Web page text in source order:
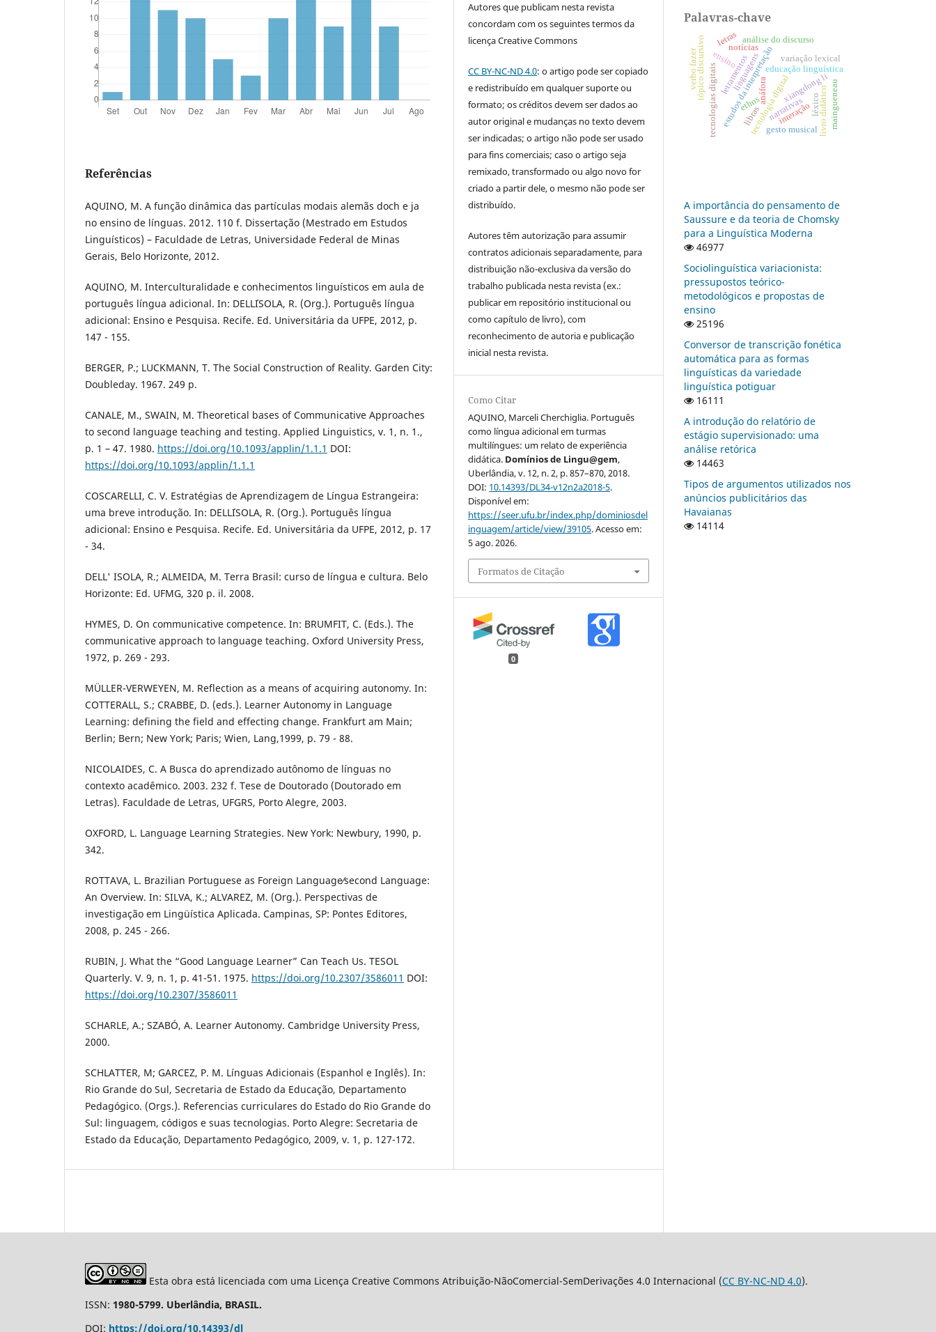
Referências
AQUINO, M. A função dinâmica das partículas modais alemãs doch e ja
no ensino de línguas. 2012. 110 f. Dissertação (Mestrado em Estudos
Linguísticos) – Faculdade de Letras, Universidade Federal de Minas
Gerais, Belo Horizonte, 2012.
AQUINO, M. Interculturalidade e conhecimentos linguísticos em aula de
português língua adicional. In: DELL´ISOLA, R. (Org.). Português língua
adicional: Ensino e Pesquisa. Recife. Ed. Universitária da UFPE, 2012, p.
147 - 155.
BERGER, P.; LUCKMANN, T. The Social Construction of Reality. Garden City:
Doubleday. 1967. 249 p.
CANALE, M., SWAIN, M. Theoretical bases of Communicative Approaches
to second language teaching and testing. Applied Linguistics, v. 1, n. 1.,
p. 1 – 47. 1980. https://doi.org/10.1093/applin/1.1.1 DOI:
https://doi.org/10.1093/applin/1.1.1
COSCARELLI, C. V. Estratégias de Aprendizagem de Língua Estrangeira:
uma breve introdução. In: DELL´ISOLA, R. (Org.). Português língua
adicional: Ensino e Pesquisa. Recife. Ed. Universitária da UFPE, 2012, p. 17
- 34.
DELL' ISOLA, R.; ALMEIDA, M. Terra Brasil: curso de língua e cultura. Belo
Horizonte: Ed. UFMG, 320 p. il. 2008.
HYMES, D. On communicative competence. In: BRUMFIT, C. (Eds.). The
communicative approach to language teaching. Oxford University Press,
1972, p. 269 - 293.
MÜLLER-VERWEYEN, M. Reflection as a means of acquiring autonomy. In:
COTTERALL, S.; CRABBE, D. (eds.). Learner Autonomy in Language
Learning: defining the field and effecting change. Frankfurt am Main;
Berlin; Bern; New York; Paris; Wien, Lang,1999, p. 79 - 88.
NICOLAIDES, C. A Busca do aprendizado autônomo de línguas no
contexto acadêmico. 2003. 232 f. Tese de Doutorado (Doutorado em
Letras). Faculdade de Letras, UFGRS, Porto Alegre, 2003.
OXFORD, L. Language Learning Strategies. New York: Newbury, 1990, p.
342.
ROTTAVA, L. Brazilian Portuguese as Foreign Language⁄second Language:
An Overview. In: SILVA, K.; ALVAREZ, M. (Org.). Perspectivas de
investigação em Lingüística Aplicada. Campinas, SP: Pontes Editores,
2008, p. 245 - 266.
RUBIN, J. What the “Good Language Learner” Can Teach Us. TESOL
Quarterly. V. 9, n. 1, p. 41-51. 1975. https://doi.org/10.2307/3586011 DOI:
https://doi.org/10.2307/3586011
SCHARLE, A.; SZABÓ, A. Learner Autonomy. Cambridge University Press,
2000.
SCHLATTER, M; GARCEZ, P. M. Línguas Adicionais (Espanhol e Inglês). In:
Rio Grande do Sul, Secretaria de Estado da Educação, Departamento
Pedagógico. (Orgs.). Referencias curriculares do Estado do Rio Grande do
Sul: linguagem, códigos e suas tecnologias. Porto Alegre: Secretaria de
Estado da Educação, Departamento Pedagógico, 2009, v. 1, p. 127-172.
Autores que publicam nesta revista
concordam com os seguintes termos da
licença Creative Commons
CC BY-NC-ND 4.0: o artigo pode ser copiado
e redistribuído em qualquer suporte ou
formato; os créditos devem ser dados ao
autor original e mudanças no texto devem
ser indicadas; o artigo não pode ser usado
para fins comerciais; caso o artigo seja
remixado, transformado ou algo novo for
criado a partir dele, o mesmo não pode ser
distribuído.
Autores têm autorização para assumir
contratos adicionais separadamente, para
distribuição não-exclusiva da versão do
trabalho publicada nesta revista (ex.:
publicar em repositório institucional ou
como capítulo de livro), com
reconhecimento de autoria e publicação
inicial nesta revista.
Como Citar
AQUINO, Marceli Cherchiglia. Português
como língua adicional em turmas
multilíngues: um relato de experiência
didática. Domínios de Lingu@gem,
Uberlândia, v. 12, n. 2, p. 857–870, 2018.
DOI: 10.14393/DL34-v12n2a2018-5.
Disponível em:
https://seer.ufu.br/index.php/dominiosdel
inguagem/article/view/39105. Acesso em:
5 ago. 2026.
Formatos de Citação
0
Palavras-chave
linguagens
letramentos
ensino
tecnologia digital
educação linguística
tecnologias digitais xiangdong li
estudos da interpretaçãonarrativas
interação
tópico discursivo
verbo fazer
anáfora livro didático
análise do discurso
gesto musical
ethos maingueneau
léxico
libras
variação lexical
notícias
letras
A importância do pensamento de
Saussure e da teoria de Chomsky
para a Linguística Moderna
46977
Sociolinguística variacionista:
pressupostos teórico-
metodológicos e propostas de
ensino
25196
Conversor de transcrição fonética
automática para as formas
linguísticas da variedade
linguística potiguar
16111
A introdução do relatório de
estágio supervisionado: uma
análise retórica
14463
Tipos de argumentos utilizados nos
anúncios publicitários das
Havaianas
14114
Esta obra está licenciada com uma Licença Creative Commons Atribuição-NãoComercial-SemDerivações 4.0 Internacional (CC BY-NC-ND 4.0).
ISSN: 1980-5799. Uberlândia, BRASIL.
DOI: https://doi.org/10.14393/dl